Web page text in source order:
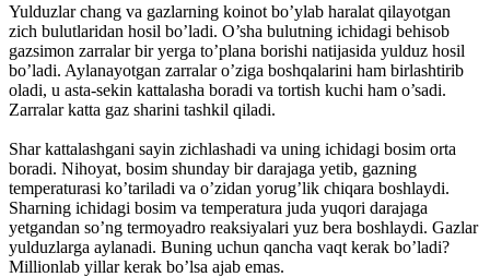
Yulduzlar chang va gazlarning koinot bo’ylab haralat qilayotgan
zich bulutlaridan hosil bo’ladi. O’sha bulutning ichidagi behisob
gazsimon zarralar bir yerga to’plana borishi natijasida yulduz hosil
bo’ladi. Aylanayotgan zarralar o’ziga boshqalarini ham birlashtirib
oladi, u asta-sekin kattalasha boradi va tortish kuchi ham o’sadi.
Zarralar katta gaz sharini tashkil qiladi.
Shar kattalashgani sayin zichlashadi va uning ichidagi bosim orta
boradi. Nihoyat, bosim shunday bir darajaga yetib, gazning
temperaturasi ko’tariladi va o’zidan yorug’lik chiqara boshlaydi.
Sharning ichidagi bosim va temperatura juda yuqori darajaga
yetgandan so’ng termoyadro reaksiyalari yuz bera boshlaydi. Gazlar
yulduzlarga aylanadi. Buning uchun qancha vaqt kerak bo’ladi?
Millionlab yillar kerak bo’lsa ajab emas.